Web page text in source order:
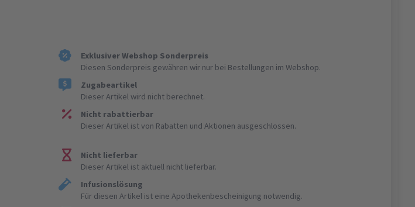
Exklusiver Webshop Sonderpreis
Diesen Sonderpreis gewähren wir nur bei Bestellungen im Webshop.
Zugabeartikel
Dieser Artikel wird nicht berechnet.
Nicht rabattierbar
Dieser Artikel ist von Rabatten und Aktionen ausgeschlossen.
Nicht lieferbar
Dieser Artikel ist aktuell nicht lieferbar.
Infusionslösung
Für diesen Artikel ist eine Apothekenbescheinigung notwendig.